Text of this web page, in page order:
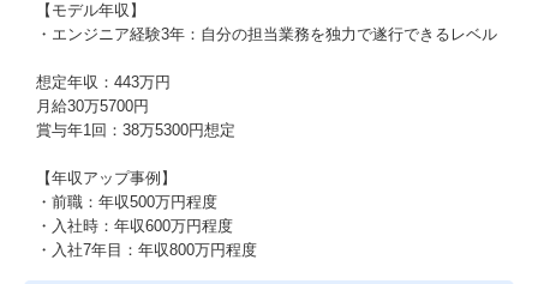
【モデル年収】
・エンジニア経験3年：自分の担当業務を独力で遂行できるレベル
想定年収：443万円
月給30万5700円
賞与年1回：38万5300円想定
【年収アップ事例】
・前職：年収500万円程度
・入社時：年収600万円程度
・入社7年目：年収800万円程度